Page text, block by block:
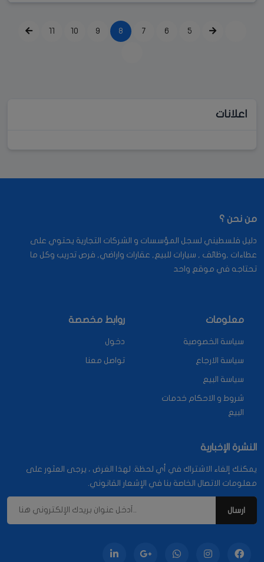
5
6
7
8
9
10
11
اعلانات
من نحن ؟
دليل فلسطيني لسجل المؤسسات و الشركات التجارية يحتوي على
عطاءات ,وظائف , سيارات للبيع, عقارات واراضي, فرص تدريب وكل ما
تحتاجه في موقع واحد
معلومات
سياسة الخصوصية
سياسة الارجاع
سياسة البيع
شروط و الاحكام خدمات
البيع
روابط مخصصة
دخول
تواصل معنا
النشرة الإخبارية
يمكنك إلغاء الاشتراك في أي لحظة. لهذا الغرض ، يرجى العثور على
معلومات الاتصال الخاصة بنا في الإشعار القانوني.